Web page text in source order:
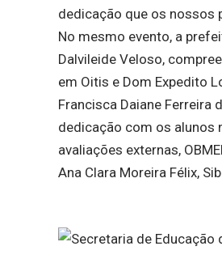
dedicação que os nossos
No mesmo evento, a
Dalvileide Veloso,
em Oitis e Dom Expedito
Francisca Daiane Ferreira
dedicação com os alunos
avaliações externas,
Ana Clara Moreira Félix,